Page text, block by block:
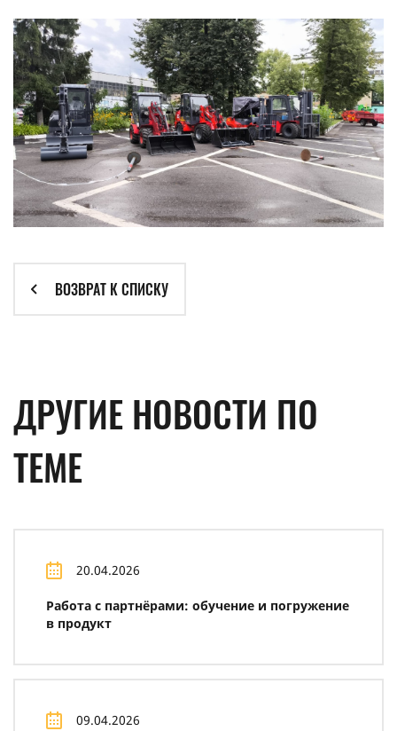
ВОЗВРАТ К СПИСКУ
ДРУГИЕ НОВОСТИ ПО
ТЕМЕ
20.04.2026
Работа с партнёрами: обучение и погружение
в продукт
09.04.2026